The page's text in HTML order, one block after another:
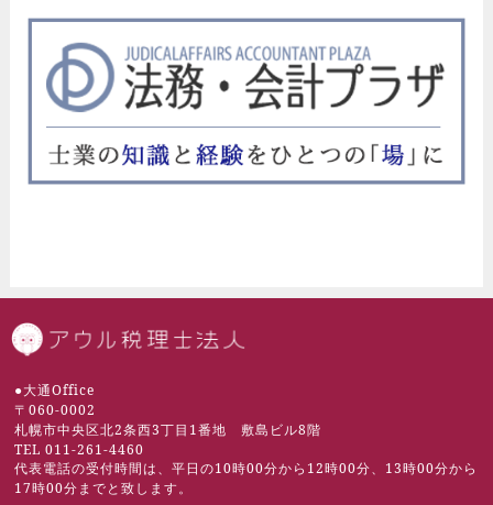
●大通Office
〒060-0002
札幌市中央区北2条西3丁目1番地 敷島ビル8階
TEL 011-261-4460
代表電話の受付時間は、平日の10時00分から12時00分、13時00分から
17時00分までと致します。